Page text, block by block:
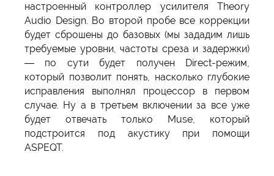
настроенный контроллер усилителя Theory
Audio Design. Во второй пробе все коррекции
будет сброшены до базовых (мы зададим лишь
требуемые уровни, частоты среза и задержки)
— по сути будет получен Direct-режим,
который позволит понять, насколько глубокие
исправления выполнял процессор в первом
случае. Ну а в третьем включении за все уже
будет отвечать только Muse, который
подстроится под акустику при помощи
ASPEQT.